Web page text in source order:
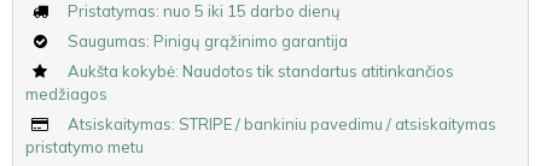
Pristatymas: nuo 5 iki 15 darbo dienų
Saugumas: Pinigų grąžinimo garantija
Aukšta kokybė: Naudotos tik standartus atitinkančios
medžiagos
Atsiskaitymas: STRIPE / bankiniu pavedimu / atsiskaitymas
pristatymo metu